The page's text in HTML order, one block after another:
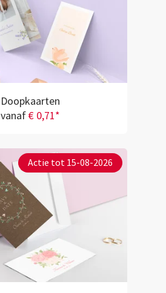
Doopkaarten
vanaf€ 0,71*
Actie tot 15-08-2026